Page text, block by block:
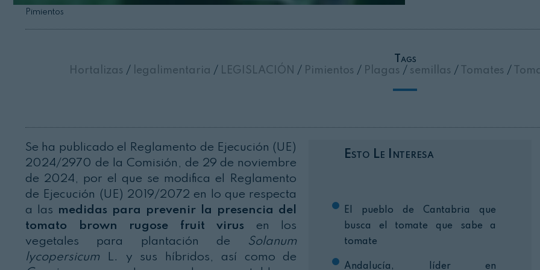
Pimientos
Tags
Hortalizas / legalimentaria / LEGISLACIÓN / Pimientos / Plagas / semillas / Tomates /
Esto Le Interesa
El pueblo de Cantabria que
busca el tomate que sabe a
tomate
Andalucía, líder en
Se ha publicado el Reglamento de Ejecución (UE)
2024/2970 de la Comisión, de 29 de noviembre
de 2024, por el que se modifica el Reglamento
de Ejecución (UE) 2019/2072 en lo que respecta
a las medidas para prevenir la presencia del
tomato brown rugose fruit virus en los
vegetales para plantación de Solanum
lycopersicumL. y sus híbridos, así como de